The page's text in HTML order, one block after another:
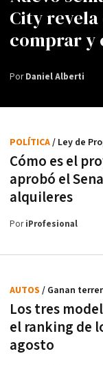
City
comprar y
PorDaniel Alberti
Cómo es el
aprobó el
alquileres
POLÍTICA/ Ley de
PoriProfesional
Los tres
el ranking de
agosto
AUTOS / Ganan